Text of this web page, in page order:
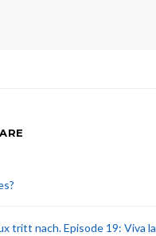
tritt nach. Episode 19: Viva la